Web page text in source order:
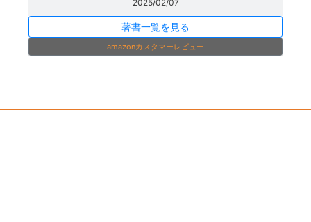
2025/02/07
著書一覧を見る
amazonカスタマーレビュー